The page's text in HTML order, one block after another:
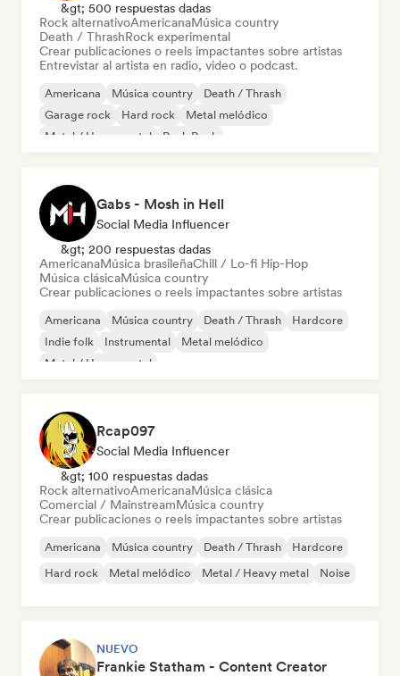
&gt; 500 respuestas dadas
Rock alternativoAmericanaMúsica country
Death / ThrashRock experimental
Crear publicaciones o reels impactantes sobre artistas
Entrevistar al artista en radio, video o podcast.
Americana Música country
Death / Thrash
Garage rock
Hard rock
Metal melódico
Metal / Heavy metal
Punk Rock
Gabs - Mosh in Hell
Social Media Influencer
&gt; 200 respuestas dadas
AmericanaMúsica brasileñaChill / Lo-fi Hip-Hop
Música clásicaMúsica country
Crear publicaciones o reels impactantes sobre artistas
Americana Música country Death / Thrash
Hardcore
Indie folk
Instrumental
Metal melódico
Metal / Heavy metal
Rcap097
Social Media Influencer
&gt; 100 respuestas dadas
Rock alternativoAmericanaMúsica clásica
Comercial / MainstreamMúsica country
Crear publicaciones o reels impactantes sobre artistas
Americana Música country Death / Thrash
Hardcore
Hard rock
Metal melódico Metal / Heavy metal Noise
NUEVO
Frankie Statham - Content Creator